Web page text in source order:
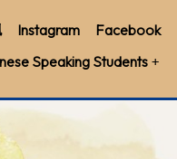
Instagram
Facebook
Speaking Students